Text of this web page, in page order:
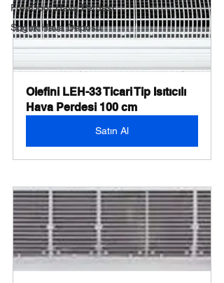
FreeDoor Hava Perdesi
Soğuk Hava Deposu
Olefini LEH-33 Ticari Tip Isıtıcılı
Hava Perdesi 100 cm
Satın Al